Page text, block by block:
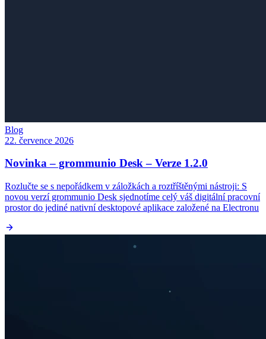
Blog
22. července 2026
Novinka – grommunio Desk – Verze 1.2.0
Rozlučte se s nepořádkem v záložkách a roztříštěnými nástroji: S
novou verzí grommunio Desk sjednotíme celý váš digitální pracovní
prostor do jediné nativní desktopové aplikace založené na Electronu